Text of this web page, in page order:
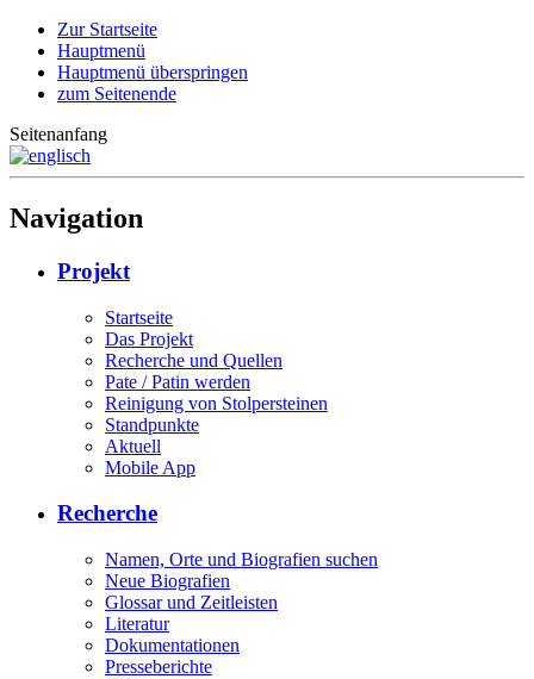
Zur Startseite
Hauptmenü
Hauptmenü überspringen
zum Seitenende
Seitenanfang
Navigation
Projekt
Startseite
Das Projekt
Recherche und Quellen
Pate / Patin werden
Reinigung von Stolpersteinen
Standpunkte
Aktuell
Mobile App
Recherche
Namen, Orte und Biografien suchen
Neue Biografien
Glossar und Zeitleisten
Literatur
Dokumentationen
Presseberichte